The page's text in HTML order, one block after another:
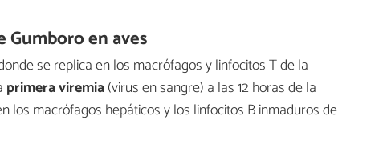
en aves
se replica en los macrófagos y linfocitos T de la
primera viremia(virus en sangre) a las 12 horas de la
los macrófagos hepáticos y los linfocitos B inmaduros de